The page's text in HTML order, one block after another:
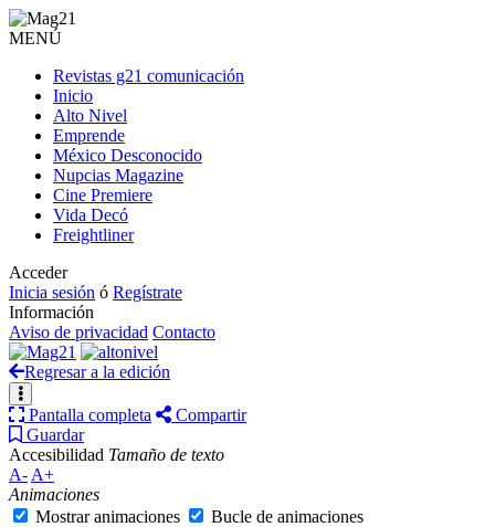
MENÚ
Revistas g21 comunicación
Inicio
Alto Nivel
Emprende
México Desconocido
Nupcias Magazine
Cine Premiere
Vida Decó
Freightliner
Acceder
Inicia sesión ó Regístrate
Información
Aviso de privacidad Contacto
Regresar a la edición
Pantalla completa
Compartir
Guardar
Accesibilidad Tamaño de texto
A- A+
Animaciones
Mostrar animaciones
Bucle de animaciones